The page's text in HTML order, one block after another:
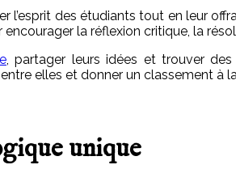
l’esprit des étudiants tout en leur
la réflexion critique, la
, partager leurs idées et trouver
elles et donner un classement à
unique